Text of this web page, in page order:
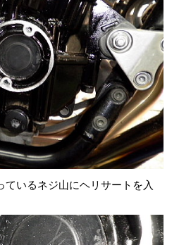
いるネジ山にヘリサートを入